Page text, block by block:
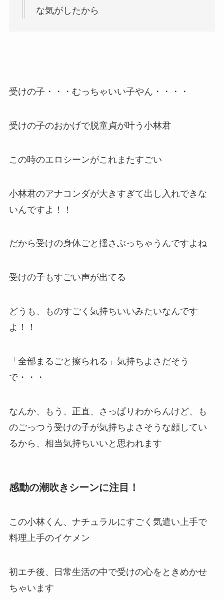
な気がしたから
受けの子・・・むっちゃいい子やん・・・・
受けの子のおかげで脱童貞が叶う小林君
この時のエロシーンがこれまたすごい
小林君のアナコンダが大きすぎて出し入れできな
いんですよ！！
だから受けの身体ごと揺さぶっちゃうんですよね
受けの子もすごい声が出てる
どうも、ものすごく気持ちいいみたいなんです
よ！！
「全部まるごと擦られる」気持ちよさだそう
で・・・
なんか、もう、正直、さっぱりわからんけど、も
のごっつう受けの子が気持ちよさそうな顔してい
るから、相当気持ちいいと思われます
感動の潮吹きシーンに注目！
この小林くん、ナチュラルにすごく気遣い上手で
料理上手のイケメン
初エチ後、日常生活の中で受けの心をときめかせ
ちゃいます